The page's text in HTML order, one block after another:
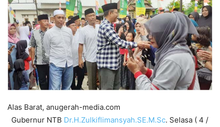
Alas Barat, anugerah-media.com
Gubernur NTB Dr.H.Zulkiflimansyah.SE.M.Sc. Selasa ( 4 /